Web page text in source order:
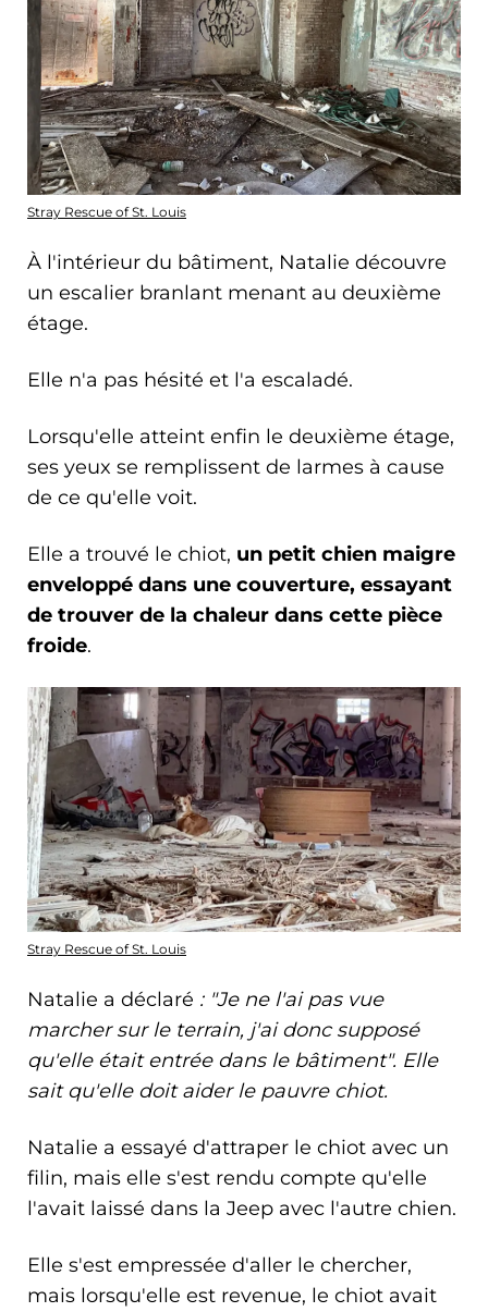
Stray Rescue of St. Louis
À l'intérieur du bâtiment, Natalie découvre
un escalier branlant menant au deuxième
étage.
Elle n'a pas hésité et l'a escaladé.
Lorsqu'elle atteint enfin le deuxième étage,
ses yeux se remplissent de larmes à cause
de ce qu'elle voit.
Elle a trouvé le chiot, un petit chien maigre
enveloppé dans une couverture, essayant
de trouver de la chaleur dans cette pièce
froide.
Stray Rescue of St. Louis
Natalie a déclaré : "Je ne l'ai pas vue
marcher sur le terrain, j'ai donc supposé
qu'elle était entrée dans le bâtiment". Elle
sait qu'elle doit aider le pauvre chiot.
Natalie a essayé d'attraper le chiot avec un
filin, mais elle s'est rendu compte qu'elle
l'avait laissé dans la Jeep avec l'autre chien.
Elle s'est empressée d'aller le chercher,
mais lorsqu'elle est revenue, le chiot avait